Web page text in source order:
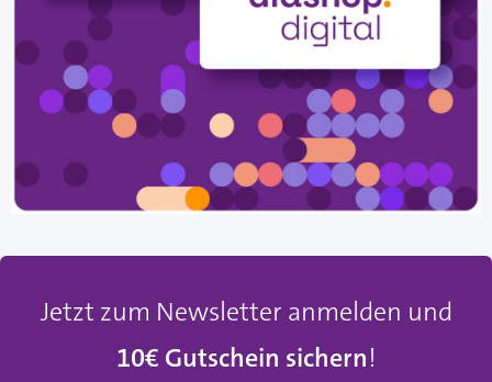
Jetzt zum Newsletter anmelden und
10€ Gutschein sichern!